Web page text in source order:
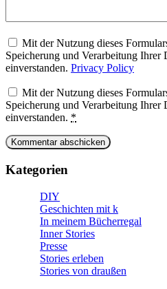
Mit der Nutzung dieses
Speicherung und Verarbeitung Ihrer
einverstanden. Privacy Policy
Mit der Nutzung dieses
Speicherung und Verarbeitung Ihrer
einverstanden. *
Kategorien
DIY
Geschichten mit k
In meinem Bücherregal
Inner Stories
Presse
Stories erleben
Stories von draußen